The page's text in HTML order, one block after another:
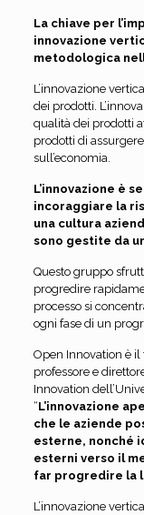
La chiave per
innovazione
metodologica
L’innovazione
dei prodotti.
qualità dei prodotti
prodotti di
sull’economia.
L’innovazione è
incoraggiare la
una cultura
sono gestite da
Questo gruppo
progredire
processo si
ogni fase di un
Open Innovation è
professore e
Innovation
“L’innovazione
che le aziende
esterne, nonché
esterni verso il
far progredire la
L’innovazione